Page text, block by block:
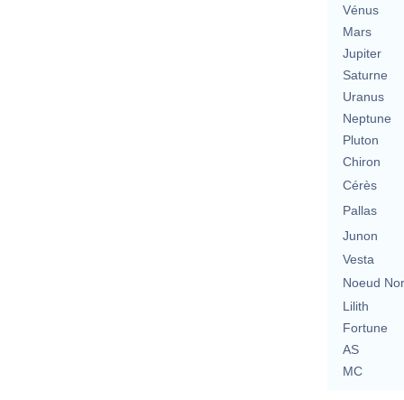
Vénus
Mars
Jupiter
Saturne
Uranus
Neptune
Pluton
Chiron
Cérès
Pallas
Junon
Vesta
Noeud
Lilith
Fortune
AS
MC